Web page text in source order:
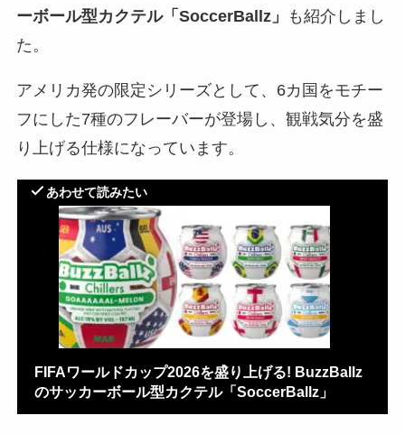
ーボール型カクテル「SoccerBallz」
も紹介しまし
た。
アメリカ発の限定シリーズとして、6カ国をモチー
フにした7種のフレーバーが登場し、観戦気分を盛
り上げる仕様になっています。
あわせて読みたい
FIFAワールドカップ2026を盛り上げる! BuzzBallz
のサッカーボール型カクテル「SoccerBallz」